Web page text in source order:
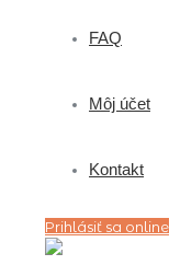
FAQ
Môj účet
Kontakt
Prihlásiť sa online